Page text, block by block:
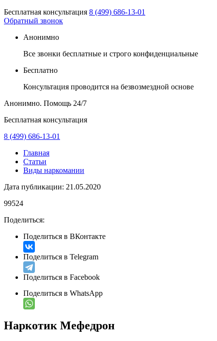
Бесплатная консультация 8 (499) 686-13-01
Обратный звонок
Анонимно
Все звонки бесплатные и строго конфиденциальные
Бесплатно
Консультация проводится на безвозмездной основе
Анонимно. Помощь 24/7
Бесплатная консультация
8 (499) 686-13-01
Главная
Статьи
Виды наркомании
Дата публикации: 21.05.2020
99524
Поделиться:
Поделиться в ВКонтакте
Поделиться в Telegram
Поделиться в Facebook
Поделиться в WhatsApp
Наркотик Мефедрон